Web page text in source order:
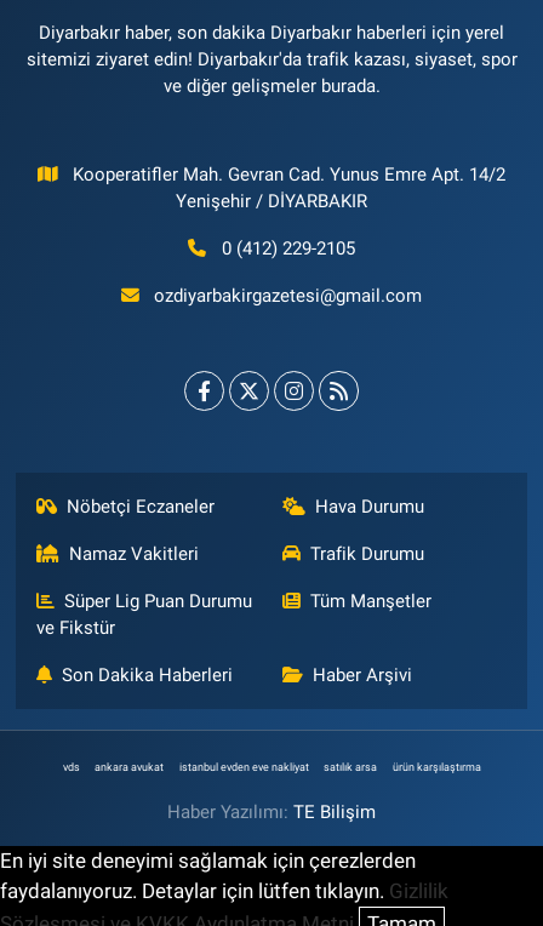
Diyarbakır haber, son dakika Diyarbakır haberleri için yerel
sitemizi ziyaret edin! Diyarbakır'da trafik kazası, siyaset, spor
ve diğer gelişmeler burada.
Kooperatifler Mah. Gevran Cad. Yunus Emre Apt. 14/2
Yenişehir / DİYARBAKIR
0 (412) 229-2105
ozdiyarbakirgazetesi@gmail.com
Nöbetçi Eczaneler Hava Durumu
Namaz Vakitleri Trafik Durumu
Süper Lig Puan Durumu
ve Fikstür
Tüm Manşetler
Son Dakika Haberleri Haber Arşivi
vds ankara avukat istanbul evden eve nakliyat satılık arsa ürün karşılaştırma
Haber Yazılımı: TE Bilişim
En iyi site deneyimi sağlamak için çerezlerden
faydalanıyoruz. Detaylar için lütfen tıklayın. Gizlilik